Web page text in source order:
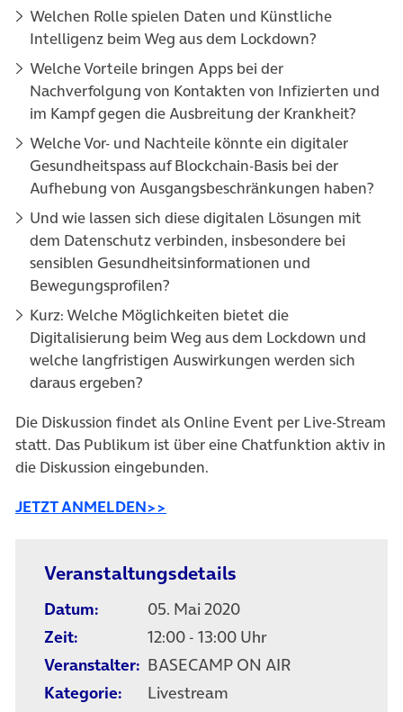
Welchen Rolle spielen Daten und Künstliche
Intelligenz beim Weg aus dem Lockdown?
Welche Vorteile bringen Apps bei der
Nachverfolgung von Kontakten von Infizierten und
im Kampf gegen die Ausbreitung der Krankheit?
Welche Vor- und Nachteile könnte ein digitaler
Gesundheitspass auf Blockchain-Basis bei der
Aufhebung von Ausgangsbeschränkungen haben?
Und wie lassen sich diese digitalen Lösungen mit
dem Datenschutz verbinden, insbesondere bei
sensiblen Gesundheitsinformationen und
Bewegungsprofilen?
Kurz: Welche Möglichkeiten bietet die
Digitalisierung beim Weg aus dem Lockdown und
welche langfristigen Auswirkungen werden sich
daraus ergeben?
Die Diskussion findet als Online Event per Live-Stream
statt. Das Publikum ist über eine Chatfunktion aktiv in
die Diskussion eingebunden.
JETZT ANMELDEN>>
Veranstaltungsdetails
Datum:
05. Mai 2020
Zeit:
12:00 - 13:00 Uhr
Veranstalter: BASECAMP ON AIR
Kategorie:
Livestream